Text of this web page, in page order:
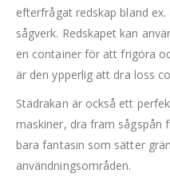
efterfrågat redskap bland
sågverk. Redskapet kan
en container för att frigöra
är den ypperlig att dra loss
Städrakan är också ett
maskiner, dra fram sågspån
bara fantasin som sätter
användningsområden.